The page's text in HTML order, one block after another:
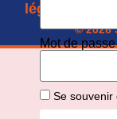
légales
© 2026
Mot de passe
Se souvenir